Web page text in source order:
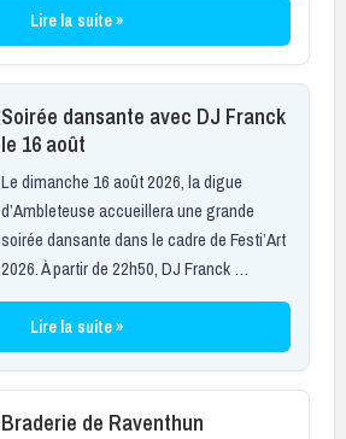
Lire la suite »
Soirée dansante avec DJ Franck
le 16 août
Le dimanche 16 août 2026, la digue
d’Ambleteuse accueillera une grande
soirée dansante dans le cadre de Festi’Art
2026. À partir de 22h50, DJ Franck …
Lire la suite »
Braderie de Raventhun